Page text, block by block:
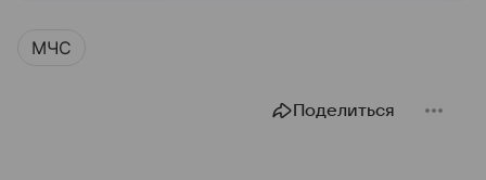
задачи выполняет и какую роль играет в
МЧС
Поделиться